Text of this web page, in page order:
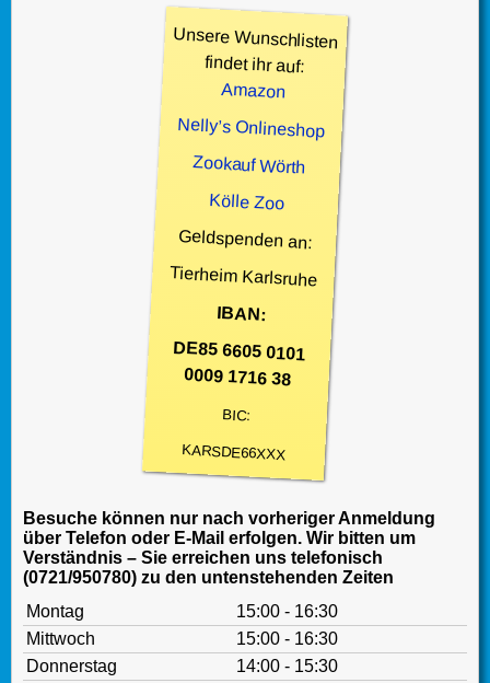
Unsere Wunschlisten
findet ihr auf:
Amazon
Nelly’s Onlineshop
Zookauf Wörth
Kölle Zoo
Geldspenden an:
Tierheim Karlsruhe
IBAN:
DE85 6605 0101
0009 1716 38
BIC:
KARSDE66XXX
Besuche können nur nach vorheriger Anmeldung
über Telefon oder E-Mail erfolgen. Wir bitten um
Verständnis – Sie erreichen uns telefonisch
(0721/950780) zu den untenstehenden Zeiten
Montag
15:00 - 16:30
Mittwoch
15:00 - 16:30
Donnerstag
14:00 - 15:30